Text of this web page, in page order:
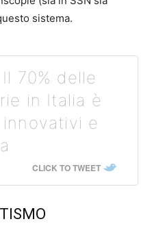
sistema.
70% delle
in Italia è
e
CLICK TO TWEET